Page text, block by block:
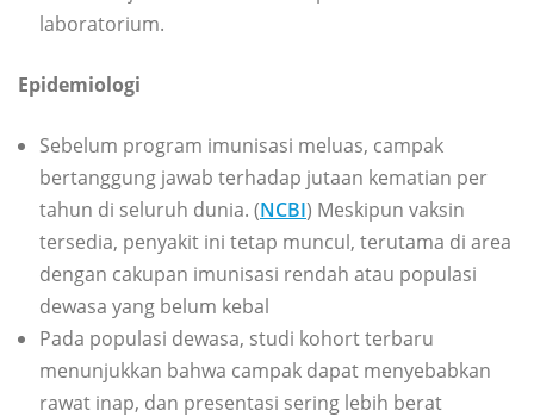
laboratorium.
Epidemiologi
Sebelum program imunisasi meluas, campak
bertanggung jawab terhadap jutaan kematian per
tahun di seluruh dunia. (NCBI) Meskipun vaksin
tersedia, penyakit ini tetap muncul, terutama di area
dengan cakupan imunisasi rendah atau populasi
dewasa yang belum kebal
Pada populasi dewasa, studi kohort terbaru
menunjukkan bahwa campak dapat menyebabkan
rawat inap, dan presentasi sering lebih berat